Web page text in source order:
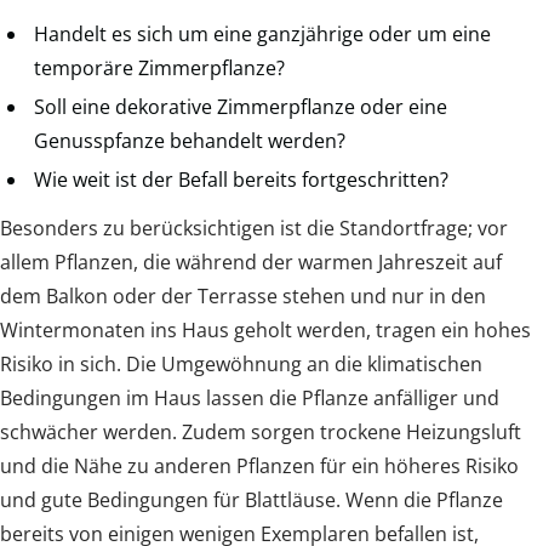
Handelt es sich um eine ganzjährige oder um eine
temporäre Zimmerpflanze?
Soll eine dekorative Zimmerpflanze oder eine
Genusspfanze behandelt werden?
Wie weit ist der Befall bereits fortgeschritten?
Besonders zu berücksichtigen ist die Standortfrage; vor
allem Pflanzen, die während der warmen Jahreszeit auf
dem Balkon oder der Terrasse stehen und nur in den
Wintermonaten ins Haus geholt werden, tragen ein hohes
Risiko in sich. Die Umgewöhnung an die klimatischen
Bedingungen im Haus lassen die Pflanze anfälliger und
schwächer werden. Zudem sorgen trockene Heizungsluft
und die Nähe zu anderen Pflanzen für ein höheres Risiko
und gute Bedingungen für Blattläuse. Wenn die Pflanze
bereits von einigen wenigen Exemplaren befallen ist,